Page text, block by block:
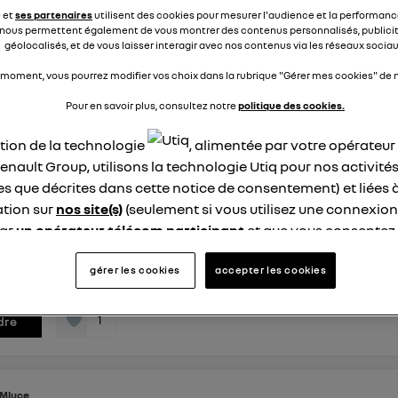
? Merci d'avance
mars 2024à16:15
augmentée suite maj calculateur moteur
recherche à avoir des retours d'autres propriétaires de clio
claire de la consomation de la voiture. (Aperçu
voir la suite
1
Mluce
etses partenairesutilisent des cookies pour mesurer l'audience et la
permettent également de vous montrer des contenus personnalisés,
géolocalisés, et de vous laisser interagir avec nos contenus via les réseaux
vous pourrez modifier vos choix dans la rubrique "Gérer mes cookies" de
Pour en savoir plus, consultez notrepolitique des cookies.
de la technologie
, alimentée par votre
Group, utilisons la technologie Utiq pour nos
que décrites dans cette notice de consentement) et liées
sur nos site(s) (seulement si vous utilisez une
un opérateur télécom participant et que vous
site).
Utiq a été conçue pour la protection de vos données
en vous offrant choix et contrôle.
un identifiant créé par votre opérateur télécom basé sur
référence de votre contrat internet (ex : votre numéro de
gérer les cookies accepter les cookies